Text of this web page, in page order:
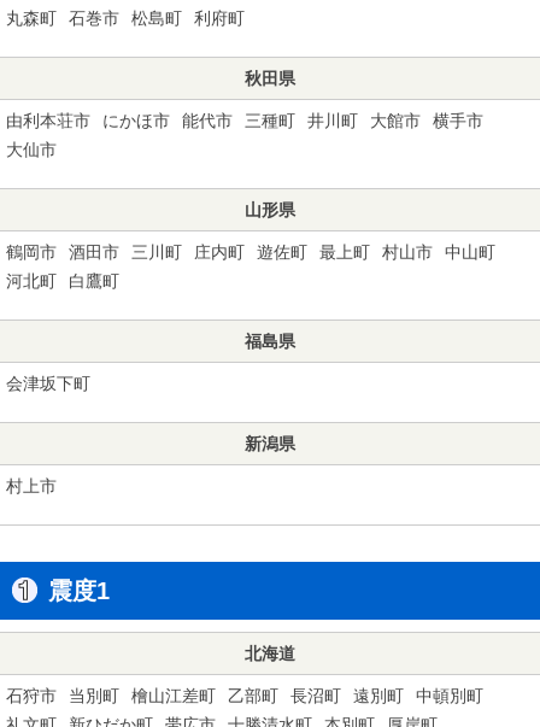
丸森町
石巻市 松島町 利府町
秋田県
由利本荘市 にかほ市 能代市 三種町 井川町 大館市
横手市
大仙市
山形県
鶴岡市 酒田市 三川町 庄内町 遊佐町 最上町 村山市
中山町
河北町
白鷹町
福島県
会津坂下町
新潟県
村上市
震度1
北海道
石狩市 当別町 檜山江差町 乙部町 長沼町 遠別町
中頓別町